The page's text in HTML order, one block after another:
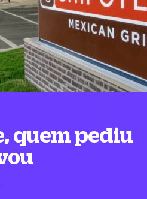
quem pediu